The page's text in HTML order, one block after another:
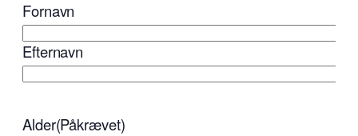
Fornavn
Efternavn
Alder(Påkrævet)